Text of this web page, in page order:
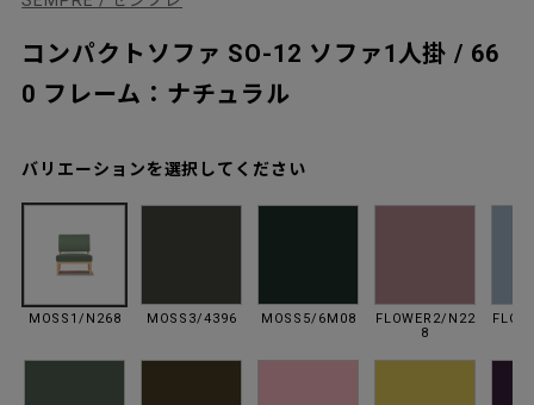
コンパクトソファ SO-12 ソファ1人掛 / 66
0 フレーム：ナチュラル
バリエーションを選択してください
MOSS1/N268 MOSS3/4396 MOSS5/6M08
FLOWER2/N22
8